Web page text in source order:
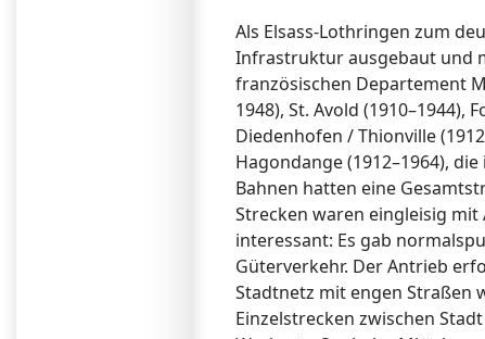
Als Elsass-Lothringen zum
Infrastruktur ausgebaut und
französischen Departement
1948), St. Avold (1910–1944),
Diedenhofen / Thionville
Hagondange (1912–1964),
Bahnen hatten eine
Strecken waren eingleisig
interessant: Es gab
Güterverkehr. Der Antrieb
Stadtnetz mit engen Straßen
Einzelstrecken zwischen